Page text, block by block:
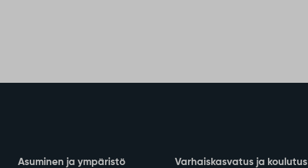
Asuminen ja ympäristö Varhaiskasvatus ja koulutus